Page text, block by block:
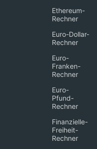
Ethereum-
Rechner
Euro-Dollar-
Rechner
Euro-
Franken-
Rechner
Euro-
Pfund-
Rechner
Finanzielle-
Freiheit-
Rechner